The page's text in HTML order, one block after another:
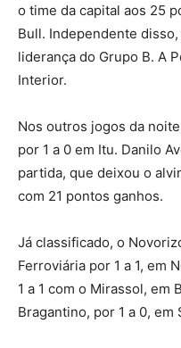
o time da capital aos 25
Bull. Independente
liderança do Grupo B. A
Interior.
Nos outros jogos da
por 1 a 0 em Itu. Danilo
partida, que deixou o
com 21 pontos ganhos.
Já classificado, o
Ferroviária por 1 a 1, em
1 a 1 com o Mirassol, em
Bragantino, por 1 a 0, em